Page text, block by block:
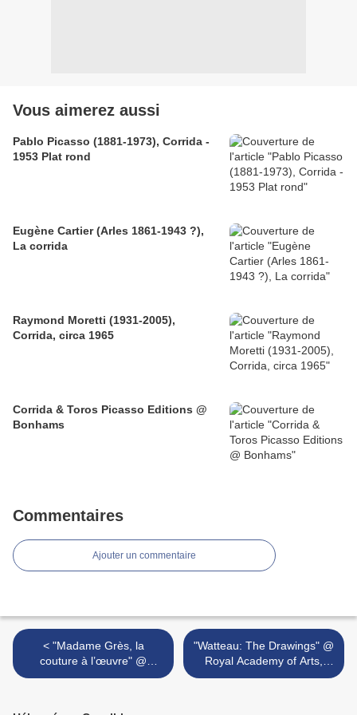
Vous aimerez aussi
Pablo Picasso (1881-1973), Corrida -
1953 Plat rond
Eugène Cartier (Arles 1861-1943 ?),
La corrida
Raymond Moretti (1931-2005),
Corrida, circa 1965
Corrida & Toros Picasso Editions @
Bonhams
Commentaires
Ajouter un commentaire
< "Madame Grès, la
couture à l’œuvre" @
Musée Bourdelle
"Watteau: The Drawings" @
Royal Academy of Arts,
London >